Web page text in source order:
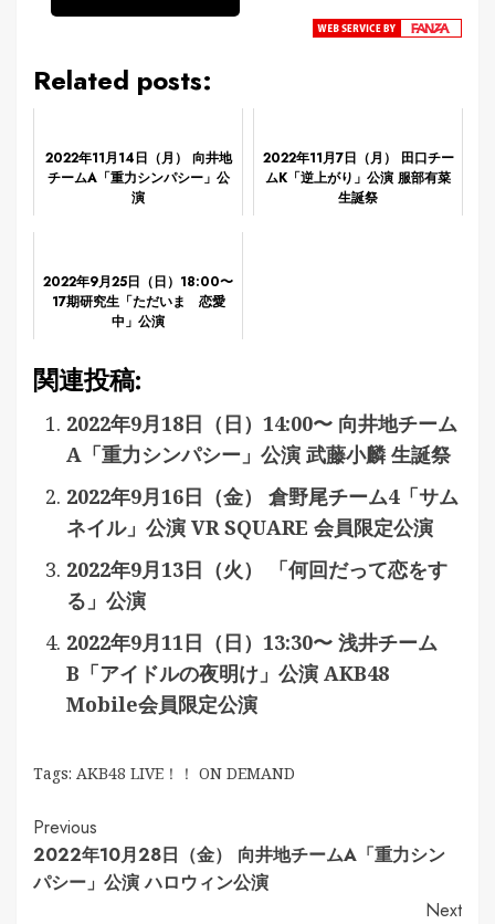
Related posts:
2022年11月14日（月） 向井地
チームA「重力シンパシー」公
演
2022年11月7日（月） 田口チー
ムK「逆上がり」公演 服部有菜
生誕祭
2022年9月25日（日）18:00〜
17期研究生「ただいま 恋愛
中」公演
関連投稿:
2022年9月18日（日）14:00〜 向井地チーム
A「重力シンパシー」公演 武藤小麟 生誕祭
2022年9月16日（金） 倉野尾チーム4「サム
ネイル」公演 VR SQUARE 会員限定公演
2022年9月13日（火） 「何回だって恋をす
る」公演
2022年9月11日（日）13:30〜 浅井チーム
B「アイドルの夜明け」公演 AKB48
Mobile会員限定公演
Tags: AKB48 LIVE！！ ON DEMAND
Continue
Reading
Previous
2022年10月28日（金） 向井地チームA「重力シン
パシー」公演 ハロウィン公演
Next